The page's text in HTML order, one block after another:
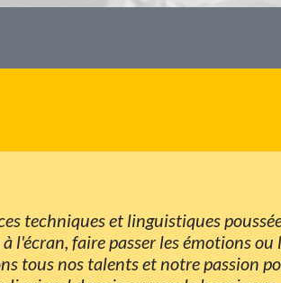
techniques et linguistiques
l'écran, faire passer les émotions
tous nos talents et notre passion